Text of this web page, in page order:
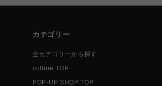
カテゴリー
全カテゴリーから探す
culture TOP
POP-UP SHOP TOP